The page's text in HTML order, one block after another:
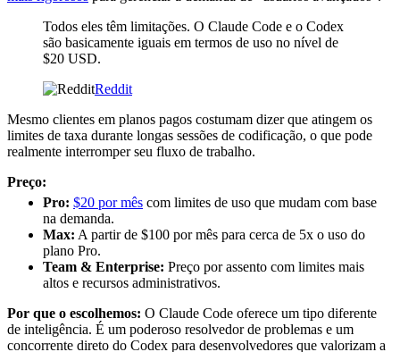
Todos eles têm limitações. O Claude Code e o Codex
são basicamente iguais em termos de uso no nível de
$20 USD.
Reddit
Mesmo clientes em planos pagos costumam dizer que atingem os
limites de taxa durante longas sessões de codificação, o que pode
realmente interromper seu fluxo de trabalho.
Preço:
Pro: $20 por mês com limites de uso que mudam com base
na demanda.
Max: A partir de $100 por mês para cerca de 5x o uso do
plano Pro.
Team & Enterprise: Preço por assento com limites mais
altos e recursos administrativos.
Por que o escolhemos: O Claude Code oferece um tipo diferente
de inteligência. É um poderoso resolvedor de problemas e um
concorrente direto do Codex para desenvolvedores que valorizam a